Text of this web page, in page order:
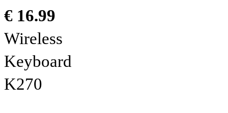
€ 16.99
Wireless
Keyboard
K270